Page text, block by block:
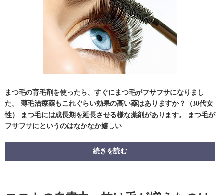
まつ毛の育毛剤を使ったら、すぐにまつ毛がフサフサになりまし
た。 薄毛治療薬もこれぐらい効果の高い薬はありますか？（30代女
性） まつ毛には成長期を延長させる様な薬剤があります。 まつ毛が
フサフサにというのはなかなか嬉しい
続きを読む